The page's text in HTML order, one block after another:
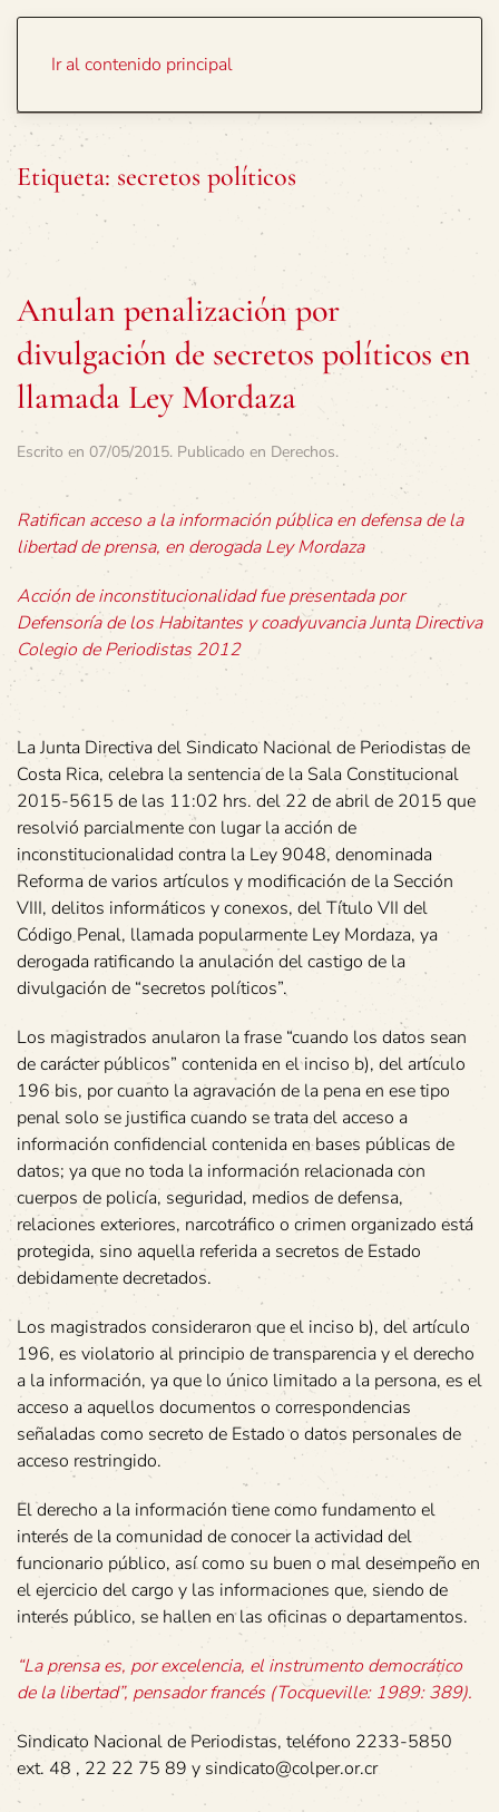
Ir al contenido principal
Etiqueta: secretos políticos
Anulan penalización por
divulgación de secretos políticos en
llamada Ley Mordaza
Escrito en 07/05/2015. Publicado en Derechos.
Ratifican acceso a la información pública en defensa de la
libertad de prensa, en derogada Ley Mordaza
Acción de inconstitucionalidad fue presentada por
Defensoría de los Habitantes y coadyuvancia Junta Directiva
Colegio de Periodistas 2012
La Junta Directiva del Sindicato Nacional de Periodistas de
Costa Rica, celebra la sentencia de la Sala Constitucional
2015-5615 de las 11:02 hrs. del 22 de abril de 2015 que
resolvió parcialmente con lugar la acción de
inconstitucionalidad contra la Ley 9048, denominada
Reforma de varios artículos y modificación de la Sección
VIII, delitos informáticos y conexos, del Título VII del
Código Penal, llamada popularmente Ley Mordaza, ya
derogada ratificando la anulación del castigo de la
divulgación de “secretos políticos”.
Los magistrados anularon la frase “cuando los datos sean
de carácter públicos” contenida en el inciso b), del artículo
196 bis, por cuanto la agravación de la pena en ese tipo
penal solo se justifica cuando se trata del acceso a
información confidencial contenida en bases públicas de
datos; ya que no toda la información relacionada con
cuerpos de policía, seguridad, medios de defensa,
relaciones exteriores, narcotráfico o crimen organizado está
protegida, sino aquella referida a secretos de Estado
debidamente decretados.
Los magistrados consideraron que el inciso b), del artículo
196, es violatorio al principio de transparencia y el derecho
a la información, ya que lo único limitado a la persona, es el
acceso a aquellos documentos o correspondencias
señaladas como secreto de Estado o datos personales de
acceso restringido.
El derecho a la información tiene como fundamento el
interés de la comunidad de conocer la actividad del
funcionario público, así como su buen o mal desempeño en
el ejercicio del cargo y las informaciones que, siendo de
interés público, se hallen en las oficinas o departamentos.
“La prensa es, por excelencia, el instrumento democrático
de la libertad”, pensador francés (Tocqueville: 1989: 389).
Sindicato Nacional de Periodistas, teléfono 2233-5850
ext. 48 , 22 22 75 89 y sindicato@colper.or.cr